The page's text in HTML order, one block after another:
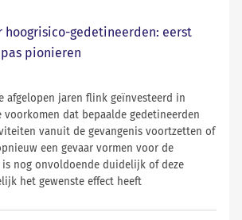
hoogrisico-gedetineerden: eerst
pionieren
afgelopen jaren flink geïnvesteerd in
voorkomen dat bepaalde gedetineerden
vanuit de gevangenis voortzetten of
een gevaar vormen voor de
is nog onvoldoende duidelijk of deze
het gewenste effect heeft